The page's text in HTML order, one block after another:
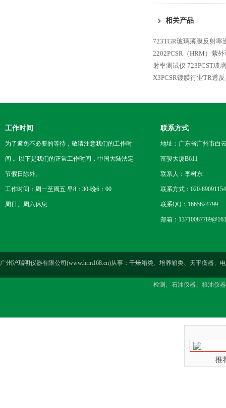
相关产品
723TGR玻璃薄膜反射率
2202PCSR（HRM）紫
射率测试仪 723PCST玻
X3PCSR镀膜行业TR透
工作时间
为了避免不必要的等待，敬请注意我们的工作时
间 。以下是我们的正常工作时间，中国大陆法定
节假日除外。
工作时间：周一至周五 早8：30-晚6：00
周日、周六休息
联系方式
地址：广东省广州市白
富骏大厦B611
联系人：李树东
联系方式：020-89091154
联系QQ：1665624799
邮箱：
广州沪瑞明仪器有限公司(www.hrm168.cn)从事：干燥箱类、培养箱类、天平衡器
检测、石油仪器、粮油仪
推